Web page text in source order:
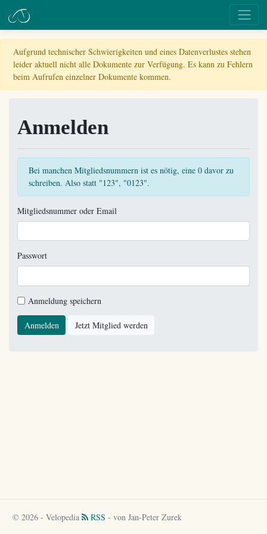
Aufgrund technischer Schwierigkeiten und eines Datenverlustes stehen
leider aktuell nicht alle Dokumente zur Verfügung. Es kann zu Fehlern
beim Aufrufen einzelner Dokumente kommen.
Anmelden
Bei manchen Mitgliedsnummern ist es nötig, eine 0 davor zu
schreiben. Also statt "123", "0123".
Mitgliedsnummer oder Email
Passwort
Anmeldung speichern
Anmelden Jetzt Mitglied werden
© 2026 - Velopedia RSS - von Jan-Peter Zurek